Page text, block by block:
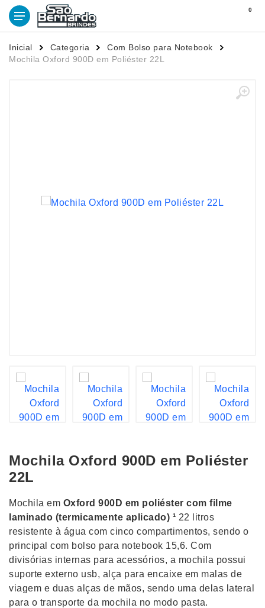
0
Inicial Categoria
Com Bolso para Notebook
Mochila Oxford 900D em Poliéster 22L
Mochila Oxford 900D em Poliéster
22L
Mochila em Oxford 900D em poliéster com filme
laminado (termicamente aplicado) ¹ 22 litros
resistente à água com cinco compartimentos, sendo o
principal com bolso para notebook 15,6. Com
divisórias internas para acessórios, a mochila possui
suporte externo usb, alça para encaixe em malas de
viagem e duas alças de mãos, sendo uma delas lateral
para o transporte da mochila no modo pasta.